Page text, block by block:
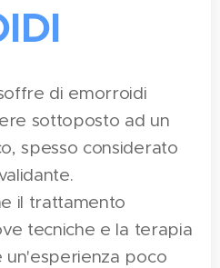
di emorroidi
sottoposto ad un
spesso considerato
il trattamento
tecniche e la terapia
un'esperienza poco